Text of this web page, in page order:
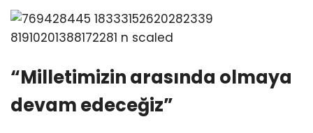
“Milletimizin arasında olmaya
devam edeceğiz”